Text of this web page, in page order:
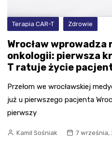
Terapia CAR-T Zdrowie
Wrocław wprowadza
onkologii: pierwsza
T ratuje życie
Przełom we wrocławskiej
już u pierwszego pacjenta
pierwszy
Kamil Sośniak 7 września,